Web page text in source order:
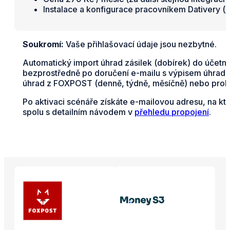
Instalace a konfigurace pracovníkem Dativery (
Soukromí: Vaše přihlašovací údaje jsou nezbytné.
Automatický import úhrad zásilek (dobírek) do
bezprostředně po doručení e-mailu s výpisem
úhrad z FOXPOST (denně, týdně, měsíčně) nebo
Po aktivaci scénáře získáte e-mailovou adresu, na
spolu s detailním návodem v přehledu propojení.
Propojené aplikace a služby